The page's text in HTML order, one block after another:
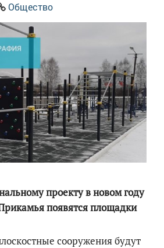
Общество
проекту в новом году
появятся площадки
сооружения будут